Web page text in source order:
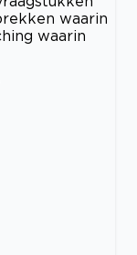
waarin
waarin